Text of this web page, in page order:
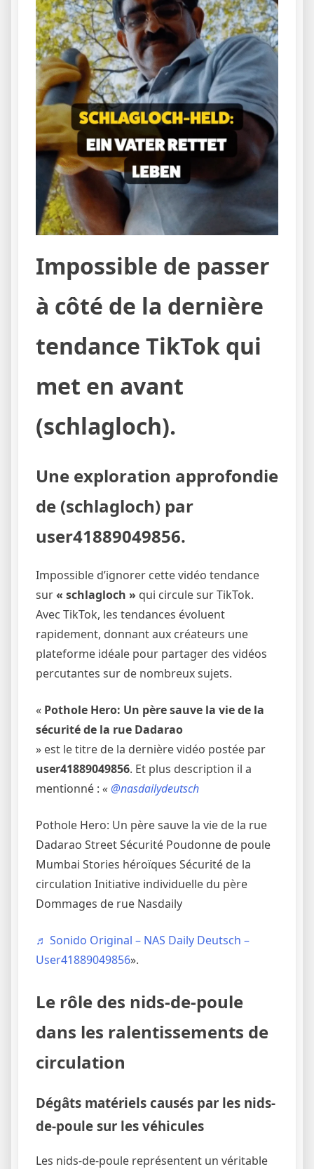
Impossible de passer
à côté de la dernière
tendance TikTok qui
met en avant
(schlagloch).
Une exploration approfondie
de (schlagloch) par
user41889049856.
Impossible d’ignorer cette vidéo tendance
sur« schlagloch » qui circule sur TikTok.
Avec TikTok, les tendances évoluent
rapidement, donnant aux créateurs une
plateforme idéale pour partager des vidéos
percutantes sur de nombreux sujets.
« Pothole Hero: Un père sauve la vie de la
sécurité de la rue Dadarao
» est le titre de la dernière vidéo postée par
user41889049856. Et plus description il a
mentionné : «@nasdailydeutsch
Pothole Hero: Un père sauve la vie de la rue
Dadarao Street Sécurité Poudonne de poule
Mumbai Stories héroïques Sécurité de la
circulation Initiative individuelle du père
Dommages de rue Nasdaily
♬ Sonido Original – NAS Daily Deutsch –
User41889049856».
Le rôle des nids-de-poule
dans les ralentissements de
circulation
Dégâts matériels causés par les nids-
de-poule sur les véhicules
Les nids-de-poule représentent un véritable